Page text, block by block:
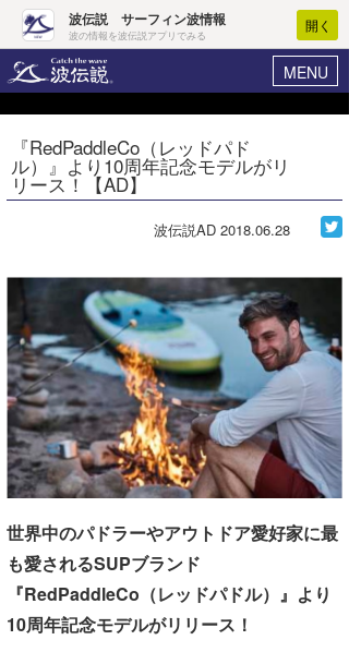
波伝説 サーフィン波情報
波の情報を波伝説アプリでみる
開く
MENU
ヘルプ マイホーム
ログイン
WAVE HUNTER波予想ツール
気象情報
ニュース
サーフィンエリアガイド
会員メニュー
『RedPaddleCo（レッドパド
ル）』より10周年記念モデルがリ
リース！【AD】
波伝説AD 2018.06.28
世界中のパドラーやアウトドア愛好家に最
も愛されるSUPブランド
『RedPaddleCo（レッドパドル）』より
10周年記念モデルがリリース！
Core Surf Japan
コンテスト
ファッション/グッズ
アート＆エンタメ
コラム
トラベル
ショップ情報
ショップ情報
湘南
伊豆
千葉南
ウラナミ
その他
ルール＆How to
VOTE!